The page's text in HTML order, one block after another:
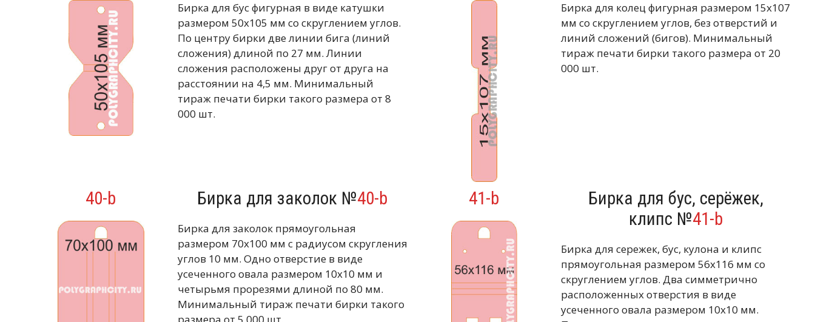
Бирка для бус фигурная в виде катушки
размером 50х105 мм со скруглением углов.
По центру бирки две линии бига (линий
сложения) длиной по 27 мм. Линии
сложения расположены друг от друга на
расстоянии на 4,5 мм. Минимальный
тираж печати бирки такого размера от 8
000 шт.
Бирка для колец фигурная размером 15х107
мм со скруглением углов, без отверстий и
линий сложений (бигов). Минимальный
тираж печати бирки такого размера от 20
000 шт.
40-b Бирка для заколок №40-b
Бирка для заколок прямоугольная
размером 70х100 мм с радиусом скругления
углов 10 мм. Одно отверстие в виде
усеченного овала размером 10х10 мм и
четырьмя прорезями длиной по 80 мм.
Минимальный тираж печати бирки такого
41-b
Бирка для бус, серёжек,
клипс №41-b
Бирка для сережек, бус, кулона и клипс
прямоугольная размером 56х116 мм со
скруглением углов. Два симметрично
расположенных отверстия в виде
усеченного овала размером 10х10 мм.